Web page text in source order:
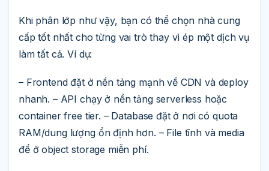
Khi phân lớp như vậy, bạn có thể chọn nhà cung
cấp tốt nhất cho từng vai trò thay vì ép một dịch vụ
làm tất cả. Ví dụ:
– Frontend đặt ở nền tảng mạnh về CDN và deploy
nhanh. – API chạy ở nền tảng serverless hoặc
container free tier. – Database đặt ở nơi có quota
RAM/dung lượng ổn định hơn. – File tĩnh và media
để ở object storage miễn phí.